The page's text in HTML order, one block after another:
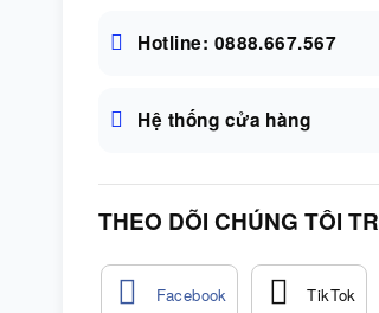
Hotline: 0888.667.567
Hệ thống cửa hàng
THEO DÕI CHÚNG TÔI